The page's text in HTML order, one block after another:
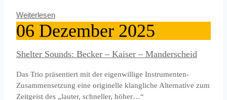
Weiterlesen
06 Dezember 2025
Shelter Sounds: Becker – Kaiser – Manderscheid
Das Trio präsentiert mit der eigenwillige Instrumenten-
Zusammensetzung eine originelle klangliche Alternative zum
Zeitgeist des „lauter, schneller, höher…“